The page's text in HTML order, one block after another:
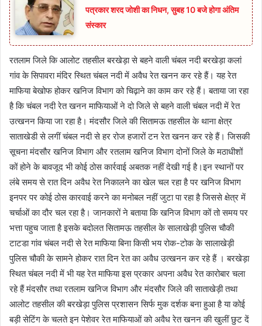
पत्रकार शरद जोशी का निधन, सुबह 10 बजे होगा अंतिम
संस्कार
रतलाम जिले कि आलोट तहसील बरखेड़ा से बहने वाली चंबल नदी बरखेड़ा कलां
गांव के सिपावरा मंदिर स्थित चंबल नदी में अवैध‌ रेत खनन कर रहे हैं। यह रेत
माफिया बेखोफ होकर खनिज विभाग को चिढ़ाने का काम कर रहे हैं। बताया जा रहा
है कि चंबल नदी रेत खनन माफियाओं ने दो जिले से बहने वाली चंबल नदी में रेत
उत्खनन किया जा रहा है।‌ मंदसौर जिले की सितामऊ तहसील के थाना क्षेत्र
साताखेडी से लगीं चंबल नदी से हर रोज हजारों टन रेत खनन कर रहे हैं। जिसकी
सूचना मंदसौर खनिज विभाग और रतलाम खनिज विभाग दोनों जिले के मठाधीशों
कों होने के बावजूद भी कोई ठोस कार्रवाई अबतक नहीं देखी गई है।इन स्थानों पर
लंबे समय से रात दिन अवैध रेत निकालने का खेल चल रहा है पर खनिज विभाग
इनपर पर कोई ठोस कारवाई करने का मनोबल नहीं जुटा पा रहा है जिससे क्षेत्र में
चर्चाओं का दौर चल रहा है। जानकारों ने बताया कि खनिज विभाग कों तो समय पर
भत्ता पहुच जाता है इसके बदोलत सितामऊ तहसील के सालाखेड़ी पुलिस चौकी
टाटडा गांव चंबल नदी से रेत माफिया बिना किसी भय रोक-टोक के सालाखेड़ी
पुलिस चौकी के सामने होकर रात दिन रेत का अवैध उत्खनन कर रहे हैं । बरखेड़ा
स्थित चंबल नदी में भी यह रेत माफिया इस प्रकार अपना अवैध रेत कारोबार चला
रहे हैं मंदसौर तथा रतलाम खनिज विभाग और मंदसौर जिले की साताखेड़ी तथा
आलोट तहसील की बरखेड़ा पुलिस प्रशासन सिर्फ मुक दर्शक बना हुआ है या कोई
बड़ी सेटिंग के चलते इन पेशेवर रेत माफियाओं को अवैध रेत खनन की खुलीं छुट दें